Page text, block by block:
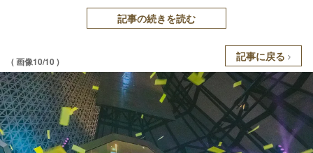
記事の続きを読む
( 画像10/10 ) 記事に戻る